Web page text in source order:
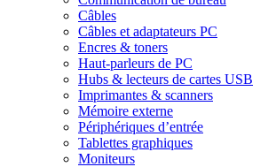
Câbles
Câbles et adaptateurs PC
Encres & toners
Haut-parleurs de PC
Hubs & lecteurs de cartes USB
Imprimantes & scanners
Mémoire externe
Périphériques d’entrée
Tablettes graphiques
Moniteurs